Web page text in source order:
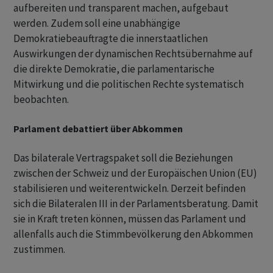
aufbereiten und transparent machen, aufgebaut
werden. Zudem soll eine unabhängige
Demokratiebeauftragte die innerstaatlichen
Auswirkungen der dynamischen Rechtsübernahme auf
die direkte Demokratie, die parlamentarische
Mitwirkung und die politischen Rechte systematisch
beobachten.
Parlament debattiert über Abkommen
Das bilaterale Vertragspaket soll die Beziehungen
zwischen der Schweiz und der Europäischen Union (EU)
stabilisieren und weiterentwickeln. Derzeit befinden
sich die Bilateralen III in der Parlamentsberatung. Damit
sie in Kraft treten können, müssen das Parlament und
allenfalls auch die Stimmbevölkerung den Abkommen
zustimmen.